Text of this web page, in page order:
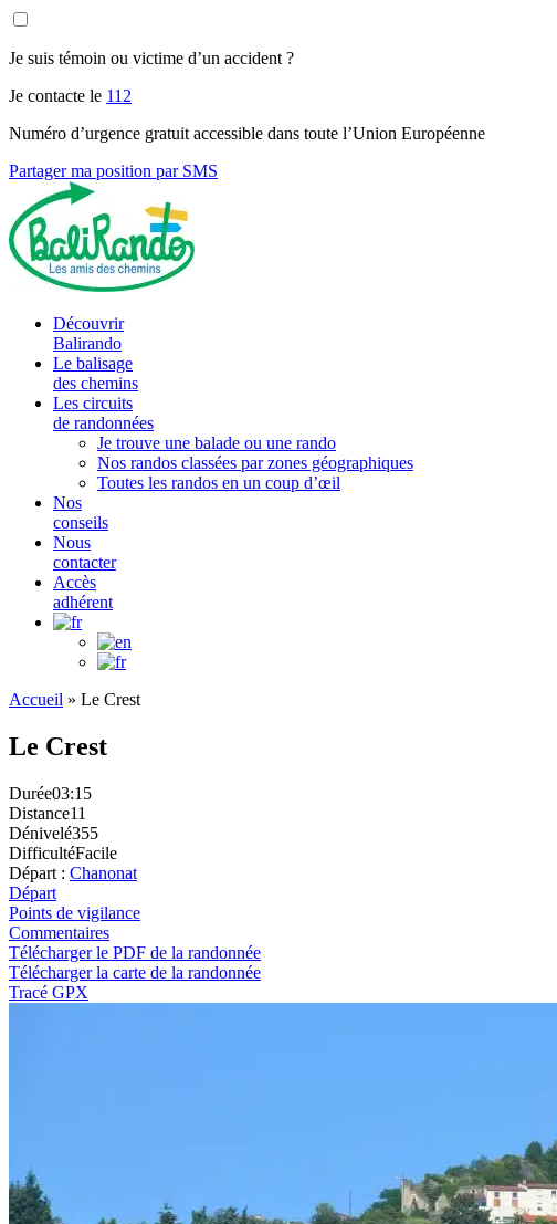
Je suis témoin ou victime d’un accident ?
Je contacte le 112
Numéro d’urgence gratuit accessible dans toute l’Union Européenne
Partager ma position par SMS
Découvrir
Balirando
Le balisage
des chemins
Les circuits
de randonnées
Je trouve une balade ou une rando
Nos randos classées par zones géographiques
Toutes les randos en un coup d’œil
Nos
conseils
Nous
contacter
Accès
adhérent
Accueil » Le Crest
Le Crest
Durée03:15
Distance11
Dénivelé355
DifficultéFacile
Départ : Chanonat
Départ
Points de vigilance
Commentaires
Télécharger le PDF de la randonnée
Télécharger la carte de la randonnée
Tracé GPX